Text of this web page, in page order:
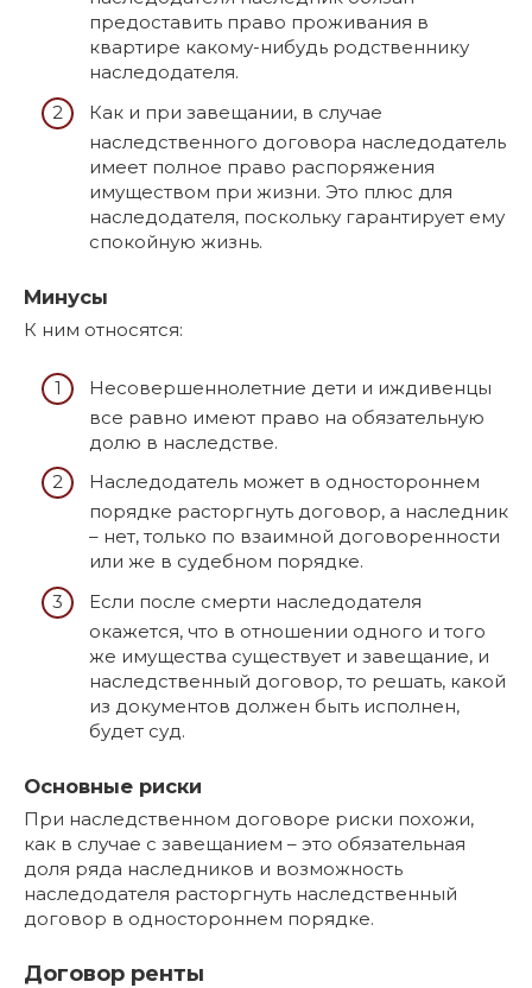
предоставить право проживания в
квартире какому-нибудь родственнику
наследодателя.
Как и при завещании, в случае
наследственного договора наследодатель
имеет полное право распоряжения
имуществом при жизни. Это плюс для
наследодателя, поскольку гарантирует ему
спокойную жизнь.
Минусы
К ним относятся:
Несовершеннолетние дети и иждивенцы
все равно имеют право на обязательную
долю в наследстве.
Наследодатель может в одностороннем
порядке расторгнуть договор, а наследник
– нет, только по взаимной договоренности
или же в судебном порядке.
Если после смерти наследодателя
окажется, что в отношении одного и того
же имущества существует и завещание, и
наследственный договор, то решать, какой
из документов должен быть исполнен,
будет суд.
Основные риски
При наследственном договоре риски похожи,
как в случае с завещанием – это обязательная
доля ряда наследников и возможность
наследодателя расторгнуть наследственный
договор в одностороннем порядке.
Договор ренты